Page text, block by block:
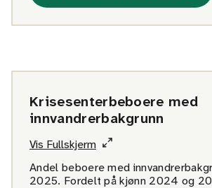
Krisesenterbeboere med
innvandrerbakgrunn
Vis Fullskjerm
Andel beboere med
2025. Fordelt på kjønn 2024 og